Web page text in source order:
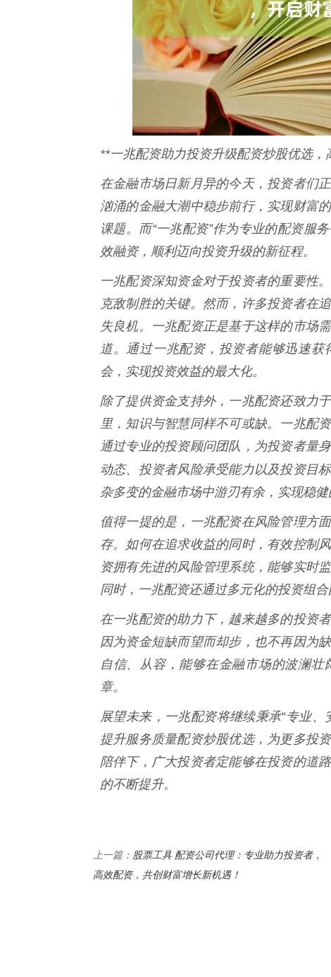
**一兆配资助力投资升级配资炒股优选
在金融市场日新月异的今天，投资者们
汹涌的金融大潮中稳步前行，实现财富
课题。而“一兆配资”作为专业的配资服
效融资，顺利迈向投资升级的新征程。
一兆配资深知资金对于投资者的重要性
克敌制胜的关键。然而，许多投资者在
失良机。一兆配资正是基于这样的市场
道。通过一兆配资，投资者能够迅速
会，实现投资效益的最大化。
除了提供资金支持外，一兆配资还致力
里，知识与智慧同样不可或缺。一兆配
通过专业的投资顾问团队，为投资者量
动态、投资者风险承受能力以及投资目
杂多变的金融市场中游刃有余，实现稳健
值得一提的是，一兆配资在风险管理方
存。如何在追求收益的同时，有效控制
资拥有先进的风险管理系统，能够实时
同时，一兆配资还通过多元化的投资组
在一兆配资的助力下，越来越多的投资
因为资金短缺而望而却步，也不再因为
自信、从容，能够在金融市场的波澜
章。
展望未来，一兆配资将继续秉承“专业
提升服务质量配资炒股优选，为更多投
陪伴下，广大投资者定能够在投资的道
的不断提升。
上一篇： 股票工具 配资公司代理：专业助力投资者，
高效配资，共创财富增长新机遇！